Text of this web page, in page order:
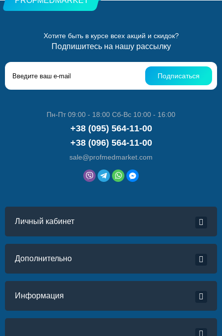
Хотите быть в курсе всех акций и скидок?
Подпишитесь на нашу рассылку
Подписаться
Пн-Пт 09:00 - 18:00 Сб-Вс 10:00 - 16:00
+38 (095) 564-11-00
+38 (096) 564-11-00
sale@profmedmarket.com
Личный кабинет
Дополнительно
Информация